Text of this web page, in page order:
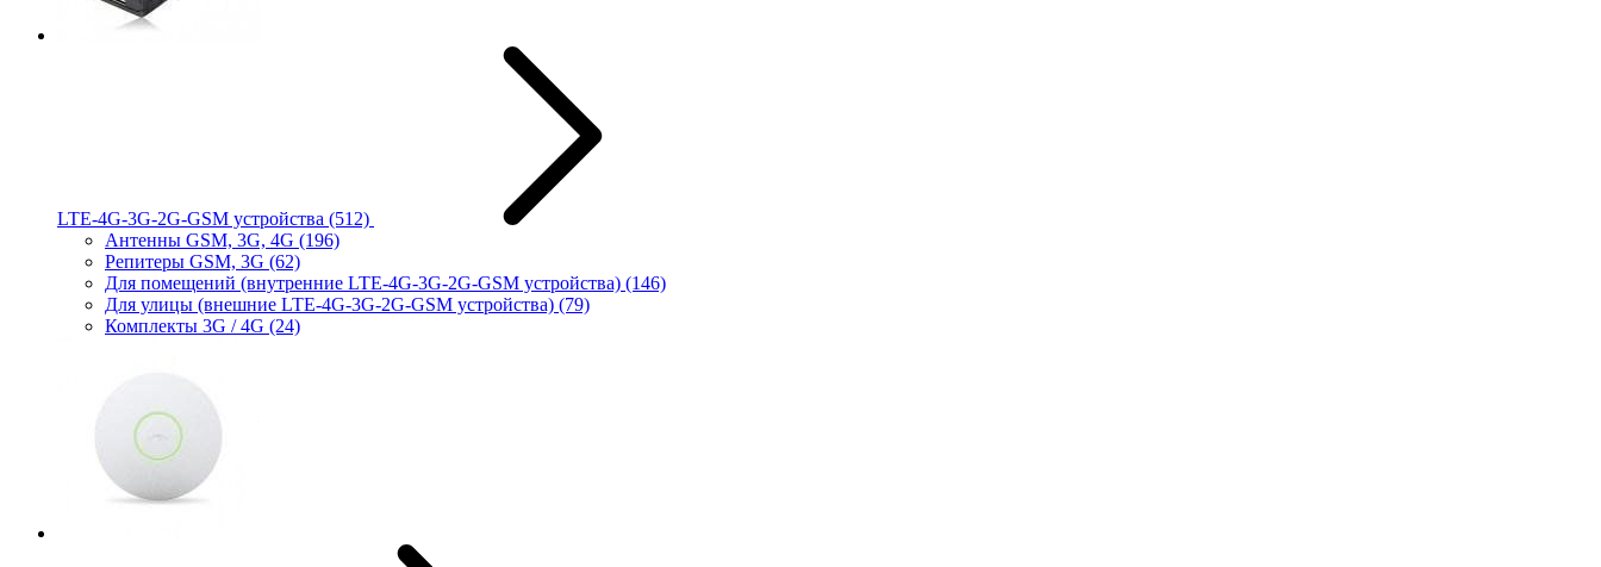
LTE-4G-3G-2G-GSM устройства (512)
Антенны GSM, 3G, 4G (196)
Репитеры GSM, 3G (62)
Для помещений (внутренние LTE-4G-3G-2G-GSM устройства) (146)
Для улицы (внешние LTE-4G-3G-2G-GSM устройства) (79)
Комплекты 3G / 4G (24)